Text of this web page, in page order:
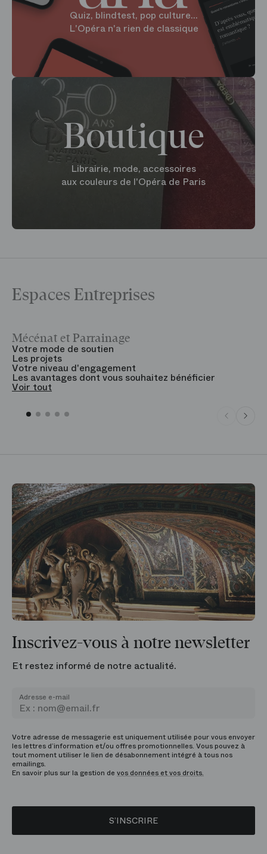
Quiz, blindtest, pop culture...
L'Opéra n'a rien de classique
Boutique
Librairie, mode, accessoires
aux couleurs de l'Opéra de Paris
Espaces Entreprises
Mécénat et Parrainage
Votre mode de soutien
Les projets
Votre niveau d'engagement
Les avantages dont vous souhaitez bénéficier
Voir tout
Inscrivez-vous à notre newsletter
Et restez informé de notre actualité.
Adresse e-mail
Votre adresse de messagerie est uniquement utilisée pour vous envoyer
les lettres d’information et/ou offres promotionnelles. Vous pouvez à
tout moment utiliser le lien de désabonnement intégré à tous nos
emailings.
En savoir plus sur la gestion de vos données et vos droits.
S’INSCRIRE